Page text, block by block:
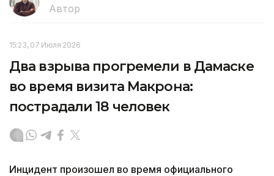
Автор
15:23, 07 Июля 2026
Два взрыва прогремели в Дамаске
во время визита Макрона:
пострадали 18 человек
Инцидент произошел во время официального